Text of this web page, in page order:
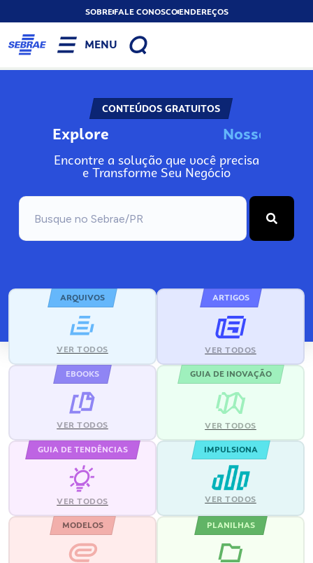
SOBREFALE CONOSCOENDEREÇOS
MENU
CONTEÚDOS GRATUITOS
Explore No
Encontre a solução que você precisa
e Transforme Seu Negócio
ARQUIVOS
VER TODOS
ARTIGOS
VER TODOS
EBOOKS
VER TODOS
GUIA DE INOVAÇÃO
VER TODOS
GUIA DE TENDÊNCIAS
VER TODOS
IMPULSIONA
VER TODOS
MODELOS PLANILHAS